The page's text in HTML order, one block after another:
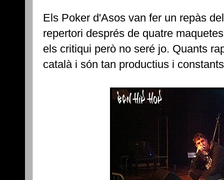
Els Poker d'Asos van fer un repàs
repertori després de quatre
els critiqui però no seré jo. Quants
català i són tan productius i